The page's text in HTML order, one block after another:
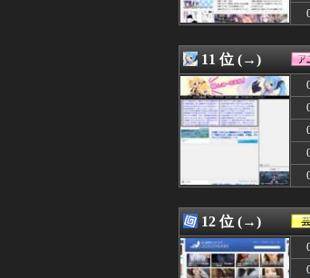
08/08 19:30
08/08 19:30
08/08 19:30
08/08 19:29
08/08 19:29
08/08 19:29
08/08 19:27
08/08 19:27
08/08 19:25
08/08 19:21
08/08 19:20
08/08 19:20
08/08 19:20
11 位 (→)
12 位 (→)